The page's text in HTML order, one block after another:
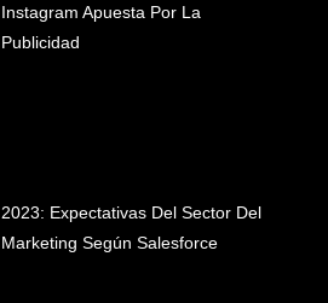
Instagram Apuesta Por La
Publicidad
2023: Expectativas Del Sector Del
Marketing Según Salesforce